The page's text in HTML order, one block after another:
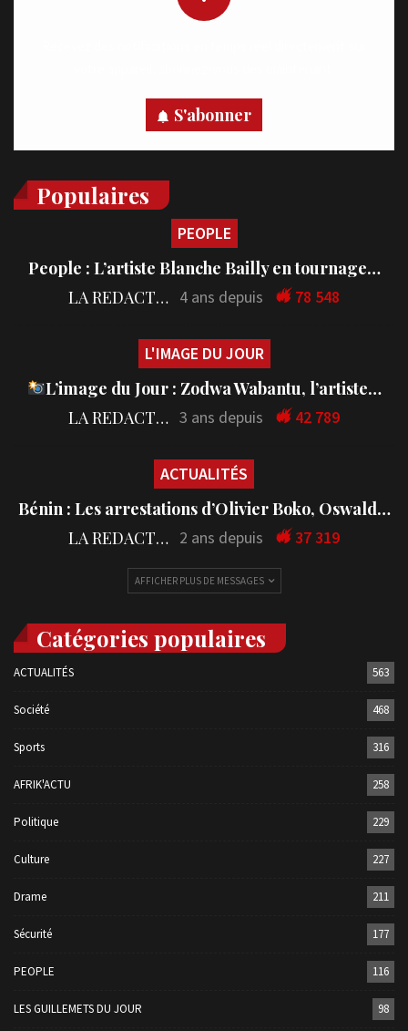
S'abonner
Populaires
PEOPLE
People : L’artiste Blanche Bailly en tournage…
LA REDACTION 4 ans depuis 78 548
L'IMAGE DU JOUR
L’image du Jour : Zodwa Wabantu, l’artiste…
LA REDACTION 3 ans depuis 42 789
ACTUALITÉS
Bénin : Les arrestations d’Olivier Boko, Oswald…
LA REDACTION 2 ans depuis 37 319
AFFICHER PLUS DE MESSAGES
Catégories populaires
ACTUALITÉS 563
Société 468
Sports 316
AFRIK'ACTU 258
Politique 229
Culture 227
Drame 211
Sécurité 177
PEOPLE 116
LES GUILLEMETS DU JOUR 98